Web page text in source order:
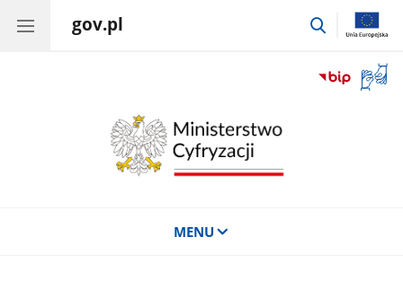
gov.pl
przejdź
okno
MENU